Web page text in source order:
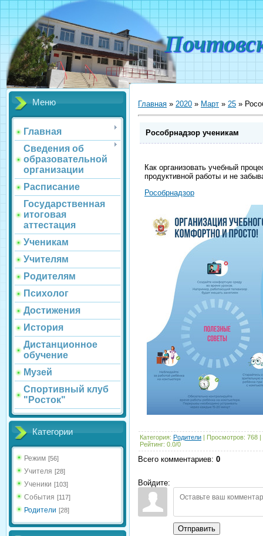
Меню
Главная
Сведения об
образовательной
организации
Расписание
Государственная
итоговая
аттестация
Ученикам
Учителям
Родителям
Психолог
Достижения
История
Дистанционное
обучение
Музей
Спортивный клуб
"Росток"
Категории
Режим [56]
Учителя [28]
Ученики [103]
События [117]
Родители [28]
Главная » 2020 » Март » 25 »
Рособрнадзор ученикам
Как организовать учебный
продуктивной работы и не
Рособрнадзор
Категория: Родители | Просмотров: 768 |
Рейтинг: 0.0/0
Всего комментариев: 0
Войдите:
Отправить